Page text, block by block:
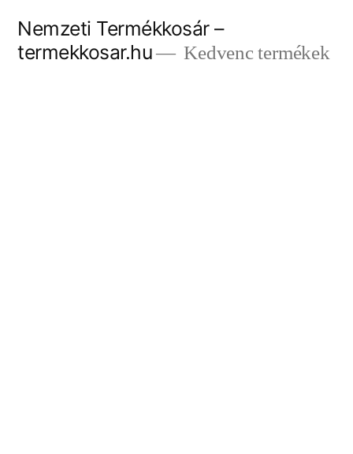
Nemzeti Termékkosár –
termekkosar.hu
Kedvenc termékek